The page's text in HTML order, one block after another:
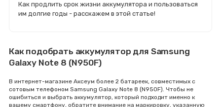
Как продлить срок жизни аккумулятора и пользоваться
им долгие годы - расскажем в этой статье!
Как подобрать аккумулятор для Samsung
Galaxy Note 8 (N950F)
В интернет-магазине Аксеум более 2 батареек, совместимых с
сотовым телефоном Samsung Galaxy Note 8 (N950F). Чтобы не
ошибиться и выбрать аккумулятор, который подходит именно к
вашему смартфону, обратите внимание на маркировку, указанную